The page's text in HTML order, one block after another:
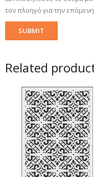
τον πλοηγό για την
Related